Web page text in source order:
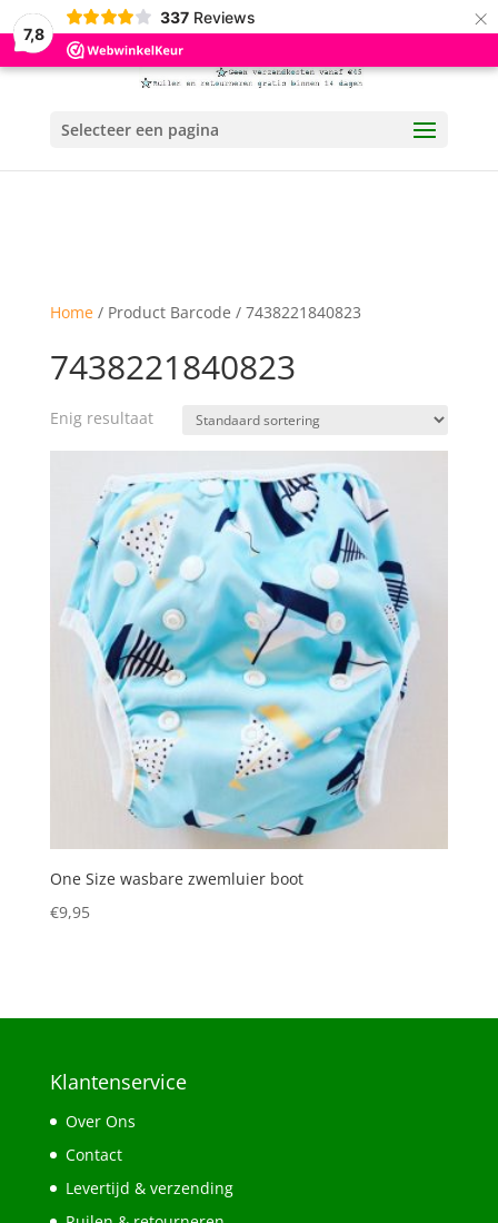
7,8
337 Reviews ×
Selecteer een pagina
Home/ Product Barcode / 7438221840823
7438221840823
Enig resultaat
One Size wasbare zwemluier boot
€9,95
Klantenservice
Over Ons
Contact
Levertijd & verzending